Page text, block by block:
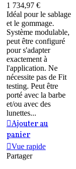
1 734,97 €
Idéal pour le sablage
et le gommage.
Système modulable,
peut être configuré
pour s'adapter
exactement à
l'application. Ne
nécessite pas de Fit
testing. Peut être
porté avec la barbe
et/ou avec des
lunettes...
Ajouter au
panier
Vue rapide
Partager